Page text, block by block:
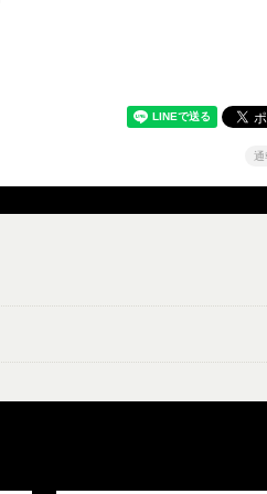
通